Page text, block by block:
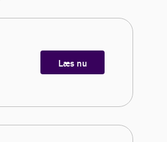
Læs nu